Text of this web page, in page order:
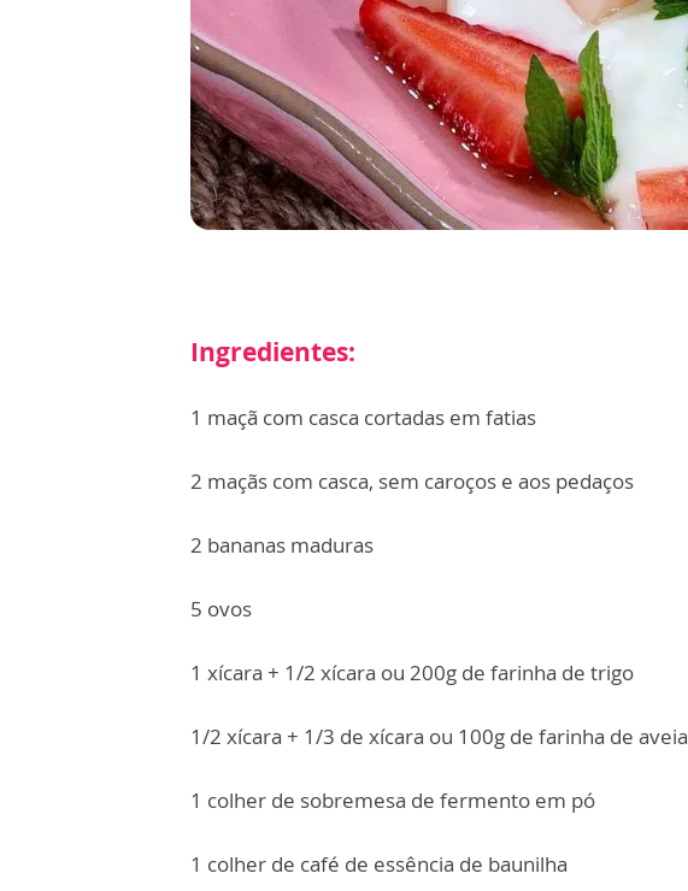
Ingredientes:
1 maçã com casca cortadas em fatias
2 maçãs com casca, sem caroços e aos pedaços
2 bananas maduras
5 ovos
1 xícara + 1/2 xícara ou 200g de farinha de trigo
1/2 xícara + 1/3 de xícara ou 100g de farinha de aveia
1 colher de sobremesa de fermento em pó
1 colher de café de essência de baunilha